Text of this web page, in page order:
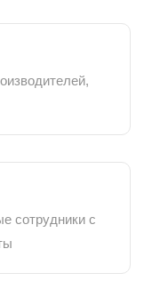
сотрудники с